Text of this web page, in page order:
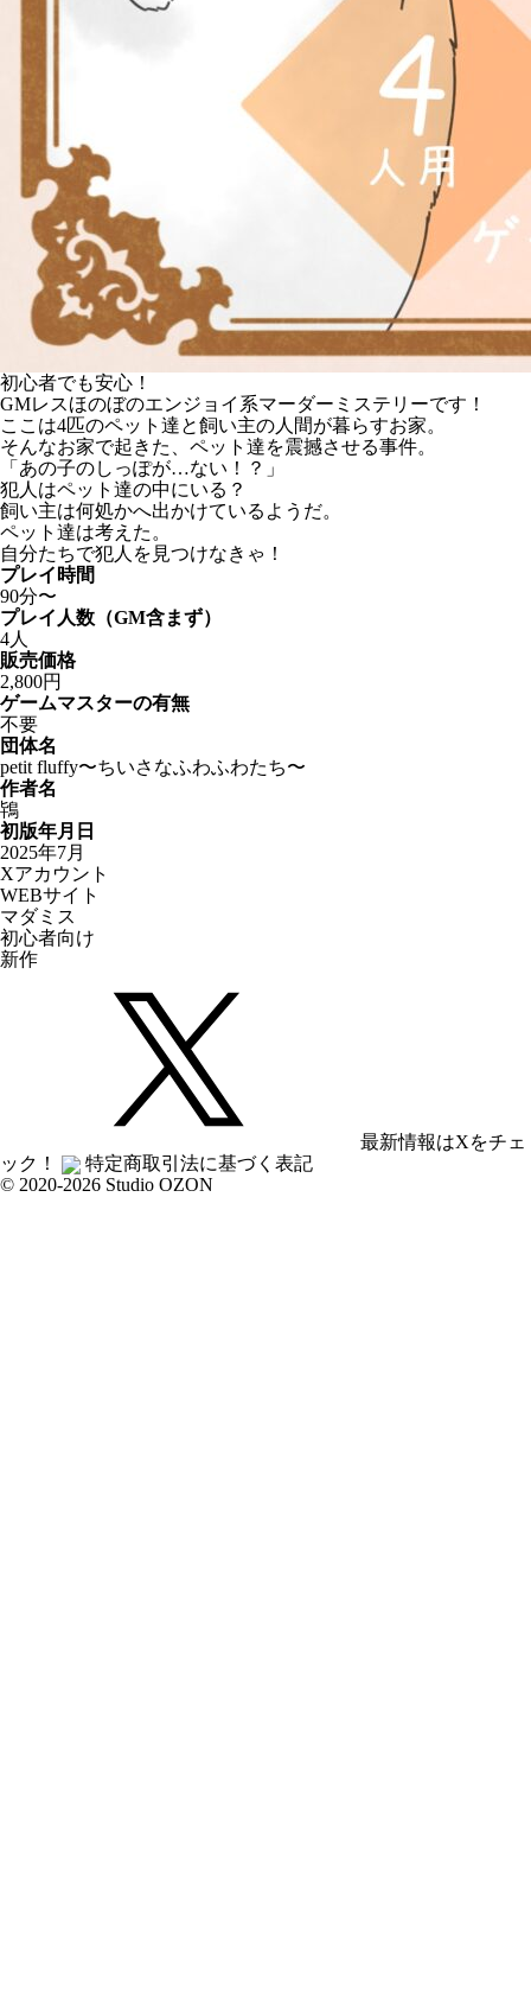
初心者でも安心！
GMレスほのぼのエンジョイ系マーダーミステリーです！
ここは4匹のペット達と飼い主の人間が暮らすお家。
そんなお家で起きた、ペット達を震撼させる事件。
「あの子のしっぽが…ない！？」
犯人はペット達の中にいる？
飼い主は何処かへ出かけているようだ。
ペット達は考えた。
自分たちで犯人を見つけなきゃ！
プレイ時間
90分〜
プレイ人数（GM含まず）
4人
販売価格
2,800円
ゲームマスターの有無
不要
団体名
petit fluffy〜ちいさなふわふわたち〜
作者名
鴇
初版年月日
2025年7月
Xアカウント
WEBサイト
マダミス
初心者向け
新作
最新情報はXをチェ
ック！
特定商取引法に基づく表記
© 2020-2026 Studio OZON